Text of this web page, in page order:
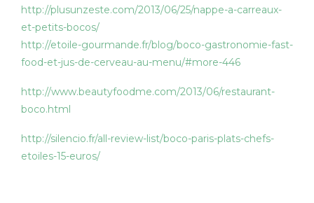
http://plusunzeste.com/2013/06/25/nappe-a-carreaux-
et-petits-bocos/
http://etoile-gourmande.fr/blog/boco-gastronomie-fast-
food-et-jus-de-cerveau-au-menu/#more-446
http://www.beautyfoodme.com/2013/06/restaurant-
boco.html
http://silencio.fr/all-review-list/boco-paris-plats-chefs-
etoiles-15-euros/